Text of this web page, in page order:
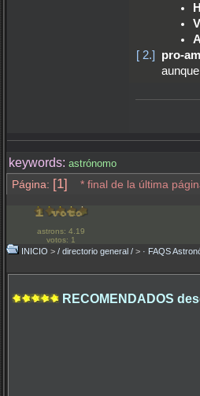
[ 2.]
pro-
keywords: astrónomo
Página: [1] * final de la última
astrons: 4.19
votos: 1
INICIO > / directorio general / > · FAQS
RECOMENDADOS